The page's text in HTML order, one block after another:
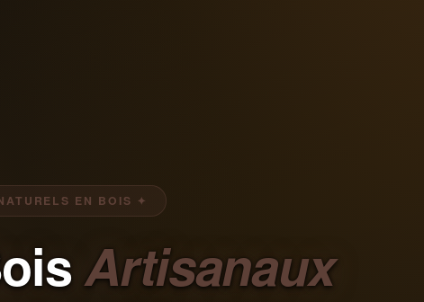
EN BOIS ✦
Artisanaux